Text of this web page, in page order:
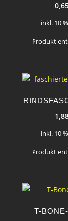
0,65
inkl. 10
Produkt
1,88
inkl. 10
Produkt
T-